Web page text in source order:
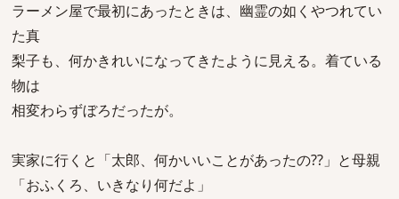
ラーメン屋で最初にあったときは、幽霊の如くやつれてい
た真
梨子も、何かきれいになってきたように見える。着ている
物は
相変わらずぼろだったが。
実家に行くと「太郎、何かいいことがあったの??」と母親
「おふくろ、いきなり何だよ」